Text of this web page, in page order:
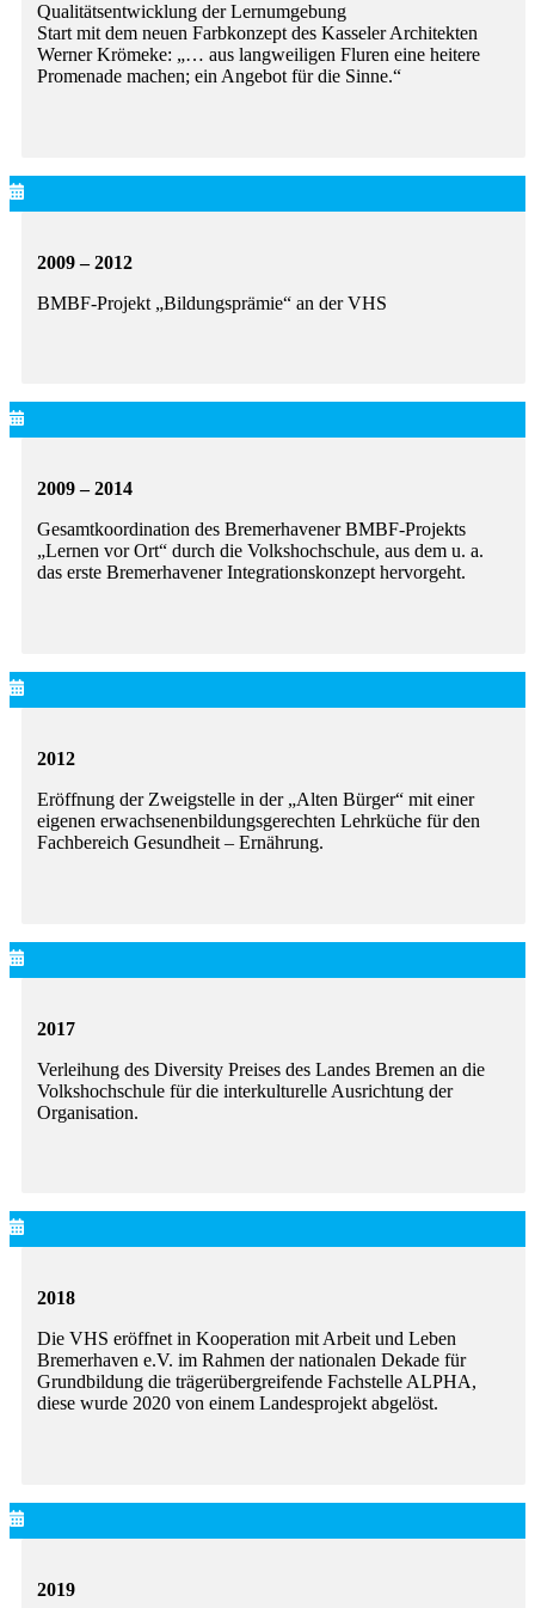
Qualitätsentwicklung der Lernumgebung
Start mit dem neuen Farbkonzept des Kasseler Architekten
Werner Krömeke: „… aus langweiligen Fluren eine heitere
Promenade machen; ein Angebot für die Sinne.“
2009 – 2012
BMBF-Projekt „Bildungsprämie“ an der VHS
2009 – 2014
Gesamtkoordination des Bremerhavener BMBF-Projekts
„Lernen vor Ort“ durch die Volkshochschule, aus dem u. a.
das erste Bremerhavener Integrationskonzept hervorgeht.
2012
Eröffnung der Zweigstelle in der „Alten Bürger“ mit einer
eigenen erwachsenenbildungsgerechten Lehrküche für den
Fachbereich Gesundheit – Ernährung.
2017
Verleihung des Diversity Preises des Landes Bremen an die
Volkshochschule für die interkulturelle Ausrichtung der
Organisation.
2018
Die VHS eröffnet in Kooperation mit Arbeit und Leben
Bremerhaven e.V. im Rahmen der nationalen Dekade für
Grundbildung die trägerübergreifende Fachstelle ALPHA,
diese wurde 2020 von einem Landesprojekt abgelöst.
2019